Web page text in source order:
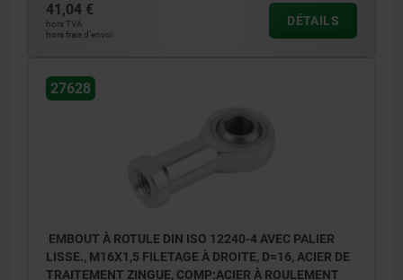
41,04 €
hors TVA
hors frais d’envoi
DÉTAILS
27628
EMBOUT À ROTULE DIN ISO 12240-4 AVEC PALIER
LISSE., M16X1,5 FILETAGE À DROITE, D=16, ACIER DE
TRAITEMENT ZINGUE, COMP:ACIER À ROULEMENT